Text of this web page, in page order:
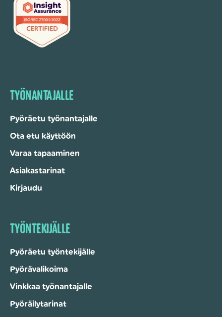
TYÖNANTAJALLE
Pyöräetu työnantajalle
Ota etu käyttöön
Varaa tapaaminen
Asiakastarinat
Kirjaudu
TYÖNTEKIJÄLLE
Pyöräetu työntekijälle
Pyörävalikoima
Vinkkaa työnantajalle
Pyöräilytarinat